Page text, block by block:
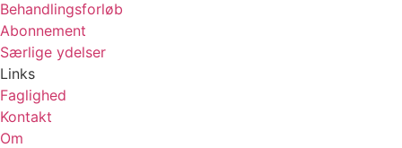
Behandlingsforløb
Abonnement
Særlige ydelser
Links
Faglighed
Kontakt
Om